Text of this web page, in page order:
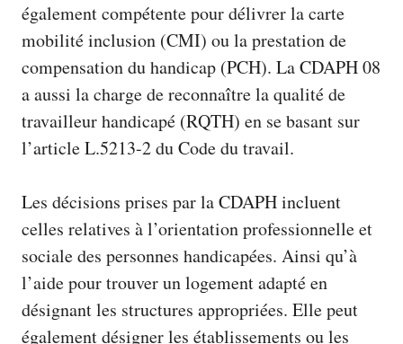
également compétente pour délivrer la carte
mobilité inclusion (CMI) ou la prestation de
compensation du handicap (PCH). La CDAPH 08
a aussi la charge de reconnaître la qualité de
travailleur handicapé (RQTH) en se basant sur
l’article L.5213-2 du Code du travail.
Les décisions prises par la CDAPH incluent
celles relatives à l’orientation professionnelle et
sociale des personnes handicapées. Ainsi qu’à
l’aide pour trouver un logement adapté en
désignant les structures appropriées. Elle peut
également désigner les établissements ou les